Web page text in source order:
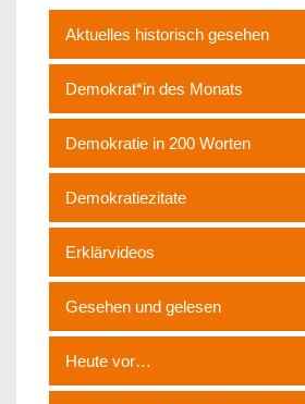
Aktuelles historisch gesehen
Demokrat*in des Monats
Demokratie in 200 Worten
Demokratiezitate
Erklärvideos
Gesehen und gelesen
Heute vor…